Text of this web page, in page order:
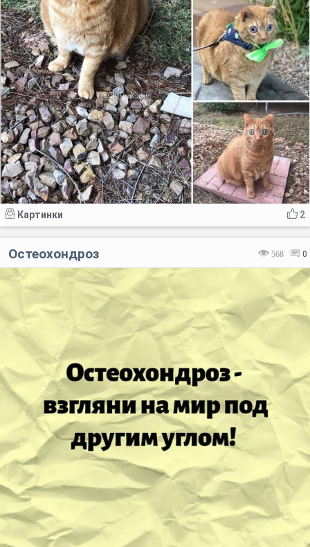
2
Картинки
568 0
Остеохондроз